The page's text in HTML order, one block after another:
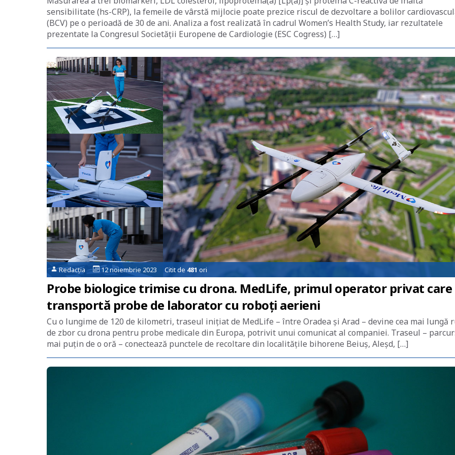
sensibilitate (hs-CRP), la femeile de vârstă mijlocie poate prezice riscul de dezvoltare a bolilor
(BCV) pe o perioadă de 30 de ani. Analiza a fost realizată în cadrul Women’s Health Study, iar rezultatele
prezentate la Congresul Societății Europene de Cardiologie (ESC Cogress) […]
Redacția 12 noiembrie 2023 Citit de 481 ori
Probe biologice trimise cu drona. MedLife, primul operator privat care
transportă probe de laborator cu roboți aerieni
Cu o lungime de 120 de kilometri, traseul inițiat de MedLife – între Oradea și Arad – devine cea mai lungă
de zbor cu drona pentru probe medicale din Europa, potrivit unui comunicat al companiei. Traseul –
mai puțin de o oră – conectează punctele de recoltare din localitățile bihorene Beiuș, Aleșd, […]